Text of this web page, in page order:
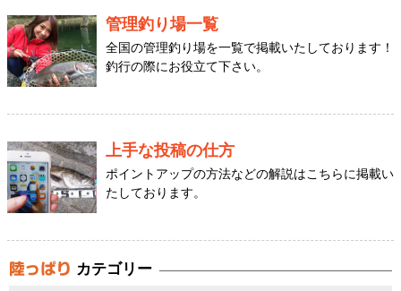
管理釣り場一覧
全国の管理釣り場を一覧で掲載いたしております！
釣行の際にお役立て下さい。
上手な投稿の仕方
ポイントアップの方法などの解説はこちらに掲載い
たしております。
カテゴリー